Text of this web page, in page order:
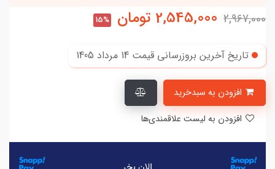
2,967,000
2,545,000 تومان 15%
تاریخ آخرین بروزرسانی قیمت 14 مرداد 1405